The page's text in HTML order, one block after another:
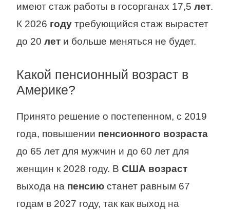
имеют стаж работы в госорганах 17,5 лет.
К 2026 году требующийся стаж вырастет
до 20 лет и больше меняться не будет.
Какой пенсионный возраст в
Америке?
Принято решение о постепенном, с 2019
года, повышении пенсионного возраста
до 65 лет для мужчин и до 60 лет для
женщин к 2028 году. В США возраст
выхода на пенсию станет равным 67
годам в 2027 году, так как выход на